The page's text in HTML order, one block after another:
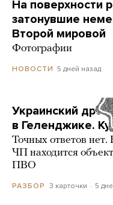
На поверхности
затонувшие
Второй мировой
Фотографии
НОВОСТИ 5 дней назад
Украинский
в Геленджике.
Точных ответов нет.
ЧП находится
ПВО
РАЗБОР 3 карточки 5